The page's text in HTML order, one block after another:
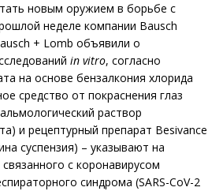
новым оружием в борьбе с
неделе компании Bausch
+ Lomb объявили о
in vitro, согласно
на основе бензалкония хлорида
средство от покраснения глаз
раствор
и рецептурный препарат Besivance
суспензия) – указывают на
с коронавирусом
синдрома (SARS-CoV-2